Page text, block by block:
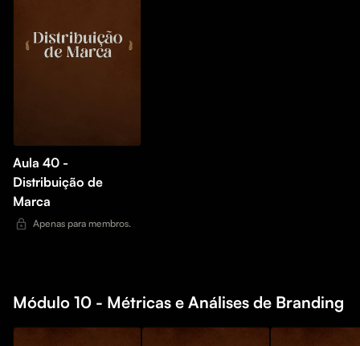
Aula 40 -
Distribuição de
Marca
Apenas para membros.
Módulo 10 - Métricas e Análises de Branding